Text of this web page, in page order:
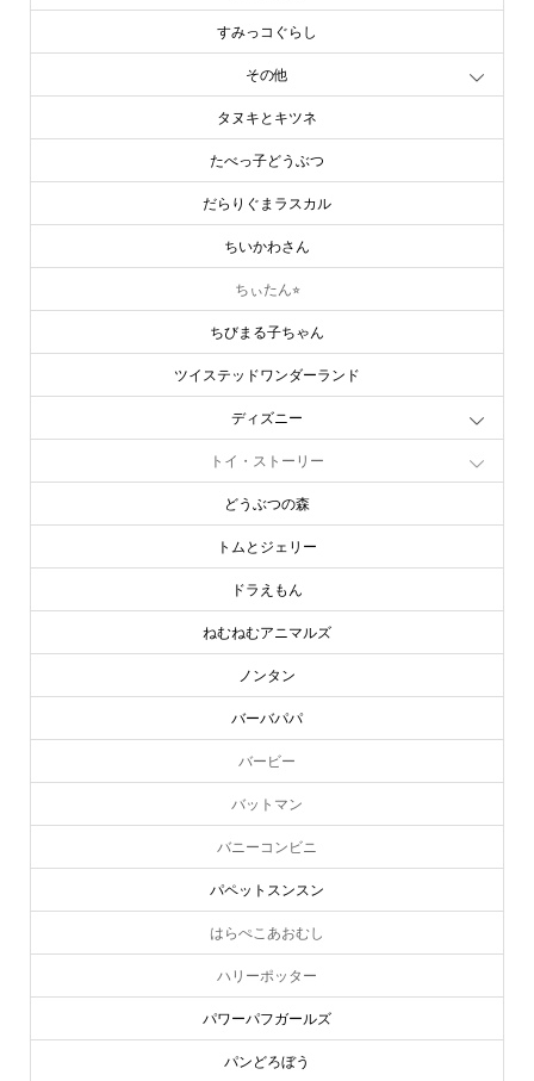
すみっコぐらし
その他
タヌキとキツネ
たべっ子どうぶつ
だらりぐまラスカル
ちいかわさん
ちぃたん⭐︎
ちびまる子ちゃん
ツイステッドワンダーランド
ディズニー
トイ・ストーリー
どうぶつの森
トムとジェリー
ドラえもん
ねむねむアニマルズ
ノンタン
バーバパパ
バービー
バットマン
バニーコンビニ
パペットスンスン
はらぺこあおむし
ハリーポッター
パワーパフガールズ
パンどろぼう